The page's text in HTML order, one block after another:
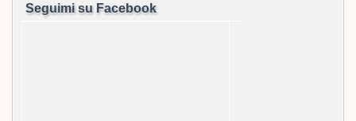
Seguimi su Facebook